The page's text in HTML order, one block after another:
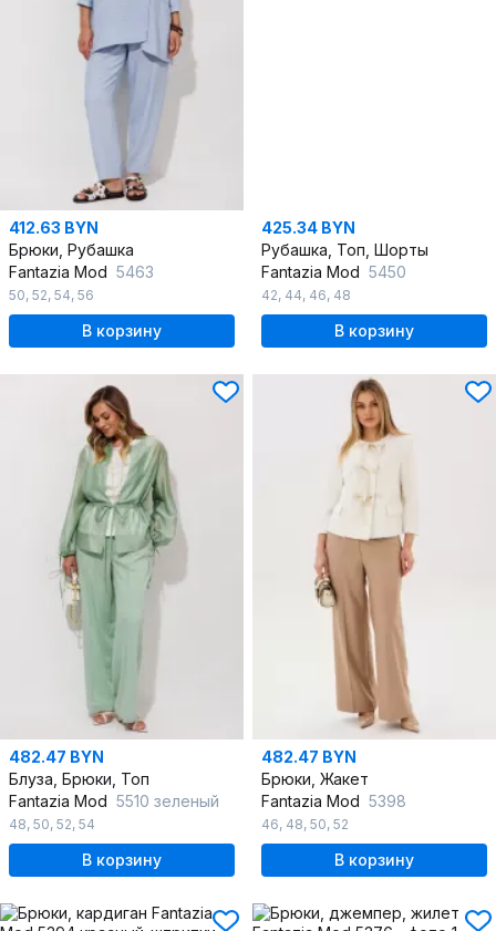
412.63 BYN
Брюки, Рубашка
Fantazia Mod 5463
50, 52, 54, 56
В корзину
425.34 BYN
Рубашка, Топ, Шорты
Fantazia Mod 5450
42, 44, 46, 48
В корзину
482.47 BYN
Блуза, Брюки, Топ
Fantazia Mod 5510 зеленый
48, 50, 52, 54
В корзину
482.47 BYN
Брюки, Жакет
Fantazia Mod 5398
46, 48, 50, 52
В корзину